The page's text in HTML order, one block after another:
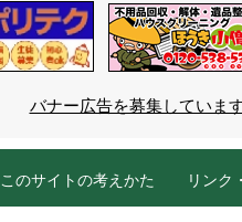
バナー広告を募集していま
このサイトの考えかた リンク